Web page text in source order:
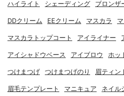
ハイライト シェーディング ブロンザ
DDクリーム EEクリーム マスカラ
マスカラトップコート アイライナー
アイシャドウベース アイブロウ ホッ
つけまつげ つけまつげのり 眉ティン
眉毛テンプレート マニキュア ネイル